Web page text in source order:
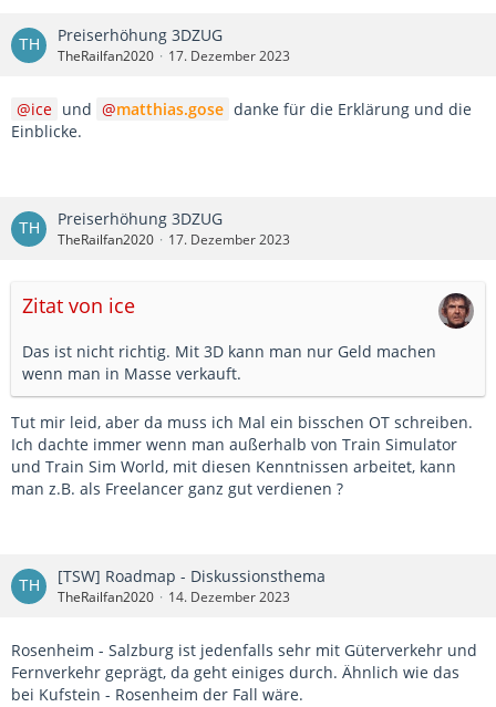
Preiserhöhung 3DZUG
TheRailfan2020 17. Dezember 2023
ice und matthias.gose danke für die Erklärung und die
Einblicke.
Preiserhöhung 3DZUG
TheRailfan2020 17. Dezember 2023
Zitat von ice
Das ist nicht richtig. Mit 3D kann man nur Geld machen
wenn man in Masse verkauft.
Tut mir leid, aber da muss ich Mal ein bisschen OT schreiben.
Ich dachte immer wenn man außerhalb von Train Simulator
und Train Sim World, mit diesen Kenntnissen arbeitet, kann
man z.B. als Freelancer ganz gut verdienen ?
[TSW] Roadmap - Diskussionsthema
TheRailfan2020 14. Dezember 2023
Rosenheim - Salzburg ist jedenfalls sehr mit Güterverkehr und
Fernverkehr geprägt, da geht einiges durch. Ähnlich wie das
bei Kufstein - Rosenheim der Fall wäre.